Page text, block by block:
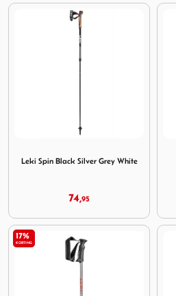
Leki Spin Black Silver Grey White
74,95
17%
KORTING